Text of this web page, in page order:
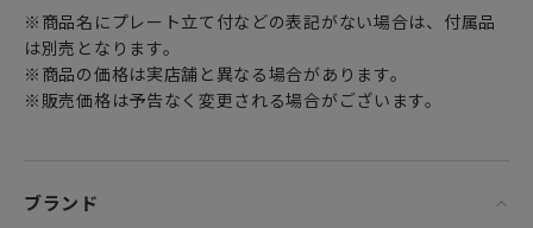
などのデコレーションアイテムからフォトフレームやボール
ペンなどのホームアクセサリーまで、あなたの生活を彩ると
っておきをお届けします。
※商品名にプレート立て付などの表記がない場合は、付属品
は別売となります。
※商品の価格は実店舗と異なる場合があります。
※販売価格は予告なく変更される場合がございます。
ブランド